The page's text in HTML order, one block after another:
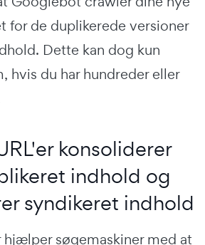
for de duplikerede versioner
Dette kan dog kun
hvis du har hundreder eller
konsoliderer
indhold og
syndikeret indhold
hjælper søgemaskiner med at